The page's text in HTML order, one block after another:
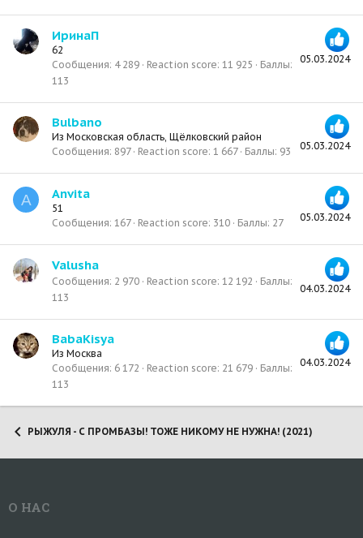
05.03.2024
ИринаП
62
Сообщения 4 289 Reaction score 11 925
Баллы
113
05.03.2024
Bulbano
Из Московская область, Щёлковский район
Сообщения 897 Reaction score 1 667 Баллы 93
A
05.03.2024
Anvita
51
Сообщения 167 Reaction score 310 Баллы 27
04.03.2024
Valusha
Сообщения 2 970 Reaction score 12 192
Баллы
113
04.03.2024
BabaKisya
Из Москва
Сообщения 6 172 Reaction score 21 679
Баллы
113
РЫЖУЛЯ - С ПРОМБАЗЫ! ТОЖЕ НИКОМУ НЕ НУЖНА! (2021)
О НАС